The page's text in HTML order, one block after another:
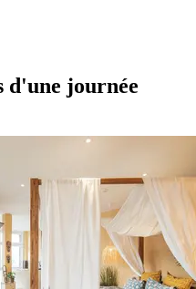
d'une journée